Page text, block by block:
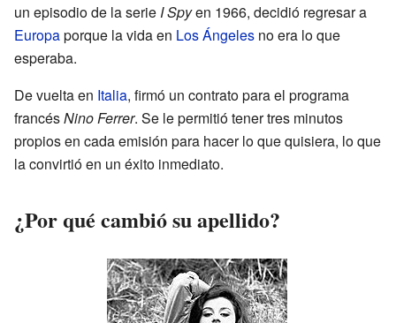
un episodio de la serie I Spyen 1966, decidió regresar a
Europaporque la vida en Los Ángeles no era lo que
esperaba.
De vuelta en Italia, firmó un contrato para el programa
francésNino Ferrer. Se le permitió tener tres minutos
propios en cada emisión para hacer lo que quisiera, lo que
la convirtió en un éxito inmediato.
¿Por qué cambió su apellido?